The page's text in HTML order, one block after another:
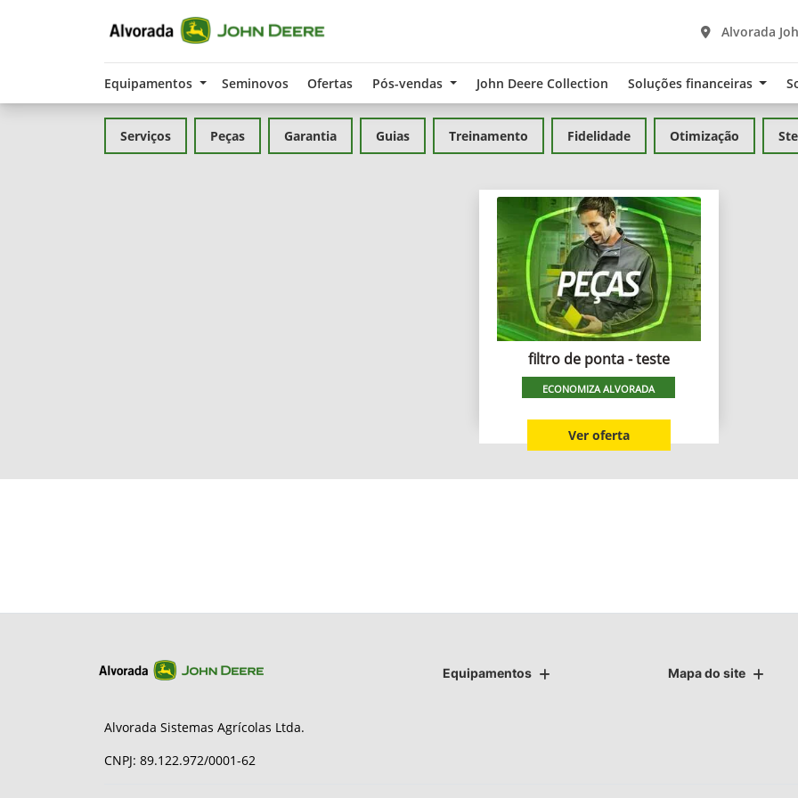
Alvorada
Equipamentos Seminovos Ofertas Pós-vendas John Deere Collection Soluções financeiras
Serviços Peças Garantia Guias Treinamento Fidelidade Otimização
filtro de ponta - teste
ECONOMIZA ALVORADA
Ver oferta
Equipamentos Mapa do site
Alvorada Sistemas Agrícolas Ltda.
CNPJ: 89.122.972/0001-62